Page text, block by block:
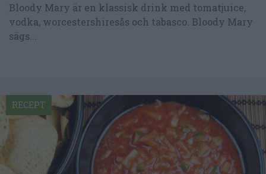
Bloody Mary är en klassisk drink med tomatjuice,
vodka, worcestershiresås och tabasco. Bloody Mary
sägs...
RECEPT